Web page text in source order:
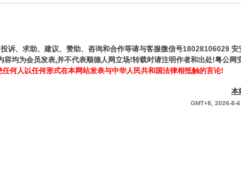
诉、求助、建议、赞助、咨询和合作等请与客服微信号18028106029 安
均为会员发表,并不代表顺德人网立场!转载时请注明作者和出处!粤公网
任何人以任何形式在本网站发表与中华人民共和国法律相抵触的言论!
本
GMT+8, 2026-8-